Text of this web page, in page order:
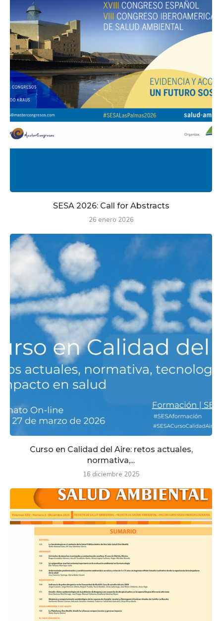
SESA 2026: Call for Abstracts
26 enero 2026
Curso en Calidad del Aire: retos actuales,
normativa,...
16 diciembre 2025